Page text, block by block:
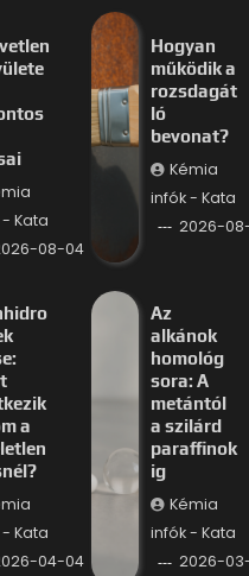
Kata
08-04
Hogyan
működik a
rozsdagát
ló
bevonat?
Kémia
infók - Kata
2026-
a
Kata
04-04
Az
alkánok
homológ
sora: A
metántól
a szilárd
paraffinok
ig
Kémia
infók - Kata
2026-